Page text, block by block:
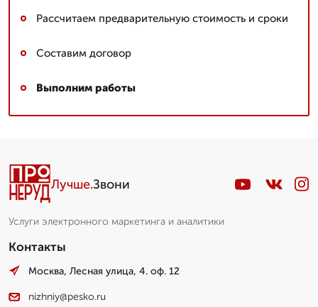
Рассчитаем предварительную стоимость и сроки
Составим договор
Выполним работы
Лучше.Звони
Услуги электронного маркетинга и аналитики
Контакты
Москва, Лесная улица, 4. оф. 12
nizhniy@pesko.ru